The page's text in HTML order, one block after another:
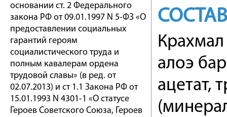
основании ст. 2 Федерального
закона РФ от 09.01.1997 N 5-ФЗ «О
предоставлении социальных
гарантий героям
социалистического труда и
полным кавалерам ордена
трудовой славы» (в ред. от
02.07.2013) и ст 1.1 Закона РФ от
15.01.1993 N 4301-1 «О статусе
Героев Советского Союза, Героев
Крахмал
алоэ
ацетат,